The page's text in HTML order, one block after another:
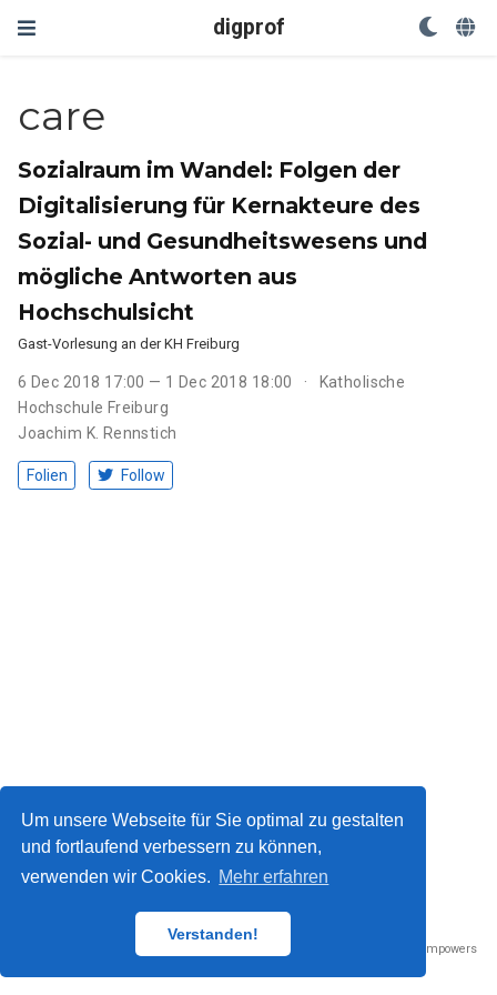
Um unsere Webseite für Sie optimal zu gestalten
und fortlaufend verbessern zu können,
verwenden wir Cookies. Mehr erfahren
Verstanden!
digprof
care
Sozialraum im Wandel: Folgen der
Digitalisierung für Kernakteure des
Sozial- und Gesundheitswesens und
mögliche Antworten aus
Hochschulsicht
Gast-Vorlesung an der KH Freiburg
6 Dec 2018 17:00 — 1 Dec 2018 18:00
Katholische
Hochschule Freiburg
Joachim K. Rennstich
Folien Follow
Datenschutz / Impressum
© 2023
Wowchemy open source
website builder that empowers